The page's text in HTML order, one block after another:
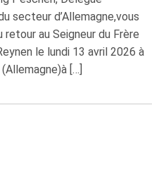
secteur d’Allemagne,vous
au Seigneur du Frère
le lundi 13 avril 2026 à
[…]